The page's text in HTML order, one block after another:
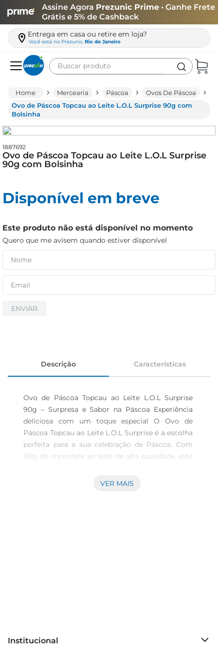
Assine Agora Prezunic Prime • Ganhe Frete
Grátis e 5% de Cashback
Entrega em casa ou retire em loja?
Você está no Prezunic Rio de Janeiro
Buscar produto
Mercearia Páscoa
Ovos De Páscoa
Ovo de Páscoa Topcau ao Leite L.O.L Surprise 90g com
Bolsinha
1887692
Ovo de Páscoa Topcau ao Leite L.O.L Surprise
90g com Bolsinha
Disponível em breve
Este produto não está disponível no momento
Quero que me avisem quando estiver disponível
ENVIAR
Descrição Características
Ovo de Páscoa Topcau ao Leite L.O.L Surprise
90g – Surpresa e Sabor na Páscoa Experiência
deliciosa com um toque especial O Ovo de
Páscoa Topcau ao Leite L.O.L Surprise é a escolha
perfeita para a sua celebração de Páscoa. Com
90g de chocolate ao leite de alta qualidade, este
encanta tanto crianças quanto adultos. Além de
experiência de consumo mais cativante e lúdica,
VER MAIS
Institucional
leite
café
queijo
arroz
biscoito
papel higiênico